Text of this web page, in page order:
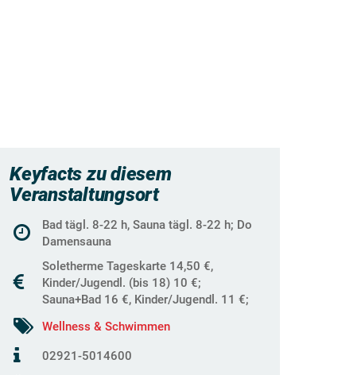
Keyfacts zu diesem
Veranstaltungsort
Bad tägl. 8-22 h, Sauna tägl. 8-22 h; Do
Damensauna
Soletherme Tageskarte 14,50 €,
Kinder/Jugendl. (bis 18) 10 €;
Sauna+Bad 16 €, Kinder/Jugendl. 11 €;
Wellness & Schwimmen
02921-5014600